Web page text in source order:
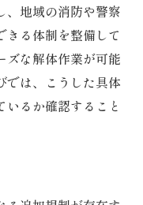
、地域の消防や警察
きる体制を整備して
ズな解体作業が可能
では、こうした具体
るか確認すること